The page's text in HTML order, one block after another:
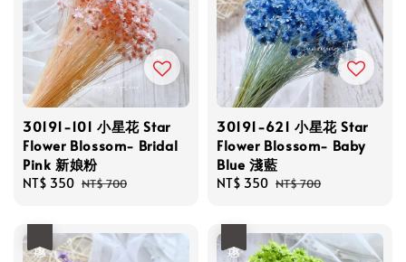
30191-101 小星花 Star
Flower Blossom- Bridal
Pink 新娘粉
Sale
NT$ 350 Regular
NT$ 700
30191-621 小星花 Star
Flower Blossom- Baby
Blue 淺藍
Sale
NT$ 350 Regular
NT$ 700